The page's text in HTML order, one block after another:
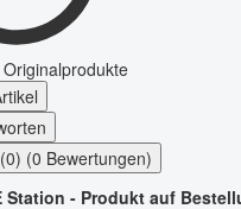
Originalprodukte
(0 Bewertungen)
Station - Produkt auf